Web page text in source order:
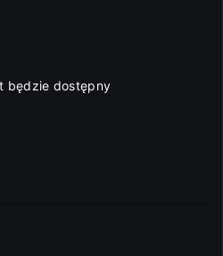
będzie dostępny